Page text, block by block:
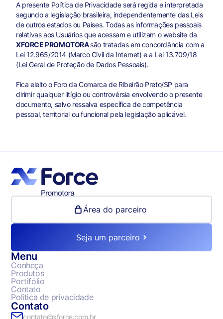
A presente Política de Privacidade será regida e interpretada
segundo a legislação brasileira, independentemente das Leis
de outros estados ou Países. Todas as informações pessoais
relativas aos Usuários que acessam e utilizam o website da
XFORCE PROMOTORAsão tratadas em concordância com a
Lei 12.965/2014 (Marco Civil da Internet) e a Lei 13.709/18
(Lei Geral de Proteção de Dados Pessoais).
Fica eleito o Foro da Comarca de Ribeirão Preto/SP para
dirimir qualquer litígio ou controvérsia envolvendo o presente
documento, salvo ressalva específica de competência
pessoal, territorial ou funcional pela legislação aplicável.
Área do parceiro
Seja um parceiro
Menu
Conheça
Produtos
Portifólio
Contato
Política de privacidade
Contato
contato@xforce.com.br